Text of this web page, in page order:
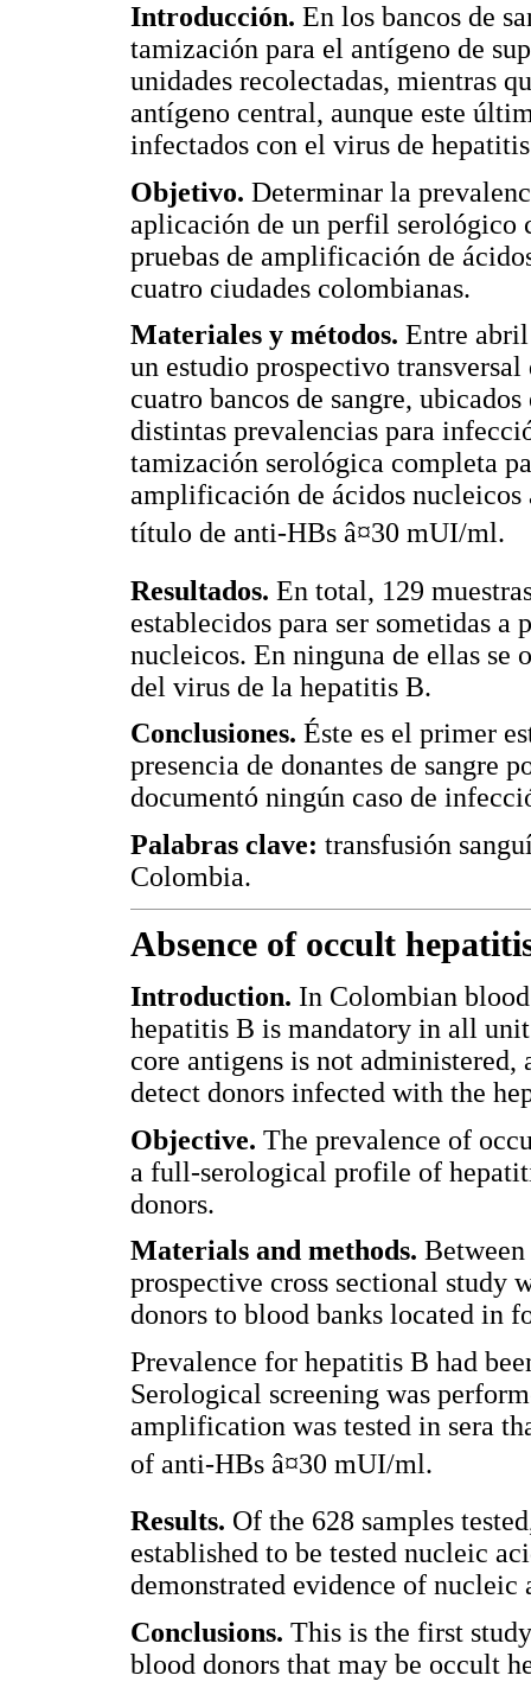
Introducción. En los bancos de
tamización para el antígeno de
unidades recolectadas, mientras
antígeno central, aunque este
infectados con el virus de
Objetivo. Determinar la
aplicación de un perfil serológico
pruebas de amplificación de
cuatro ciudades colombianas.
Materiales y métodos. Entre
un estudio prospectivo
cuatro bancos de sangre,
distintas prevalencias para
tamización serológica completa
amplificación de ácidos
título de anti-HBs â¤30 mUI/ml.
Resultados. En total, 129
establecidos para ser sometidas
nucleicos. En ninguna de ellas
del virus de la hepatitis B.
Conclusiones. Éste es el primer
presencia de donantes de sangre
documentó ningún caso de
Palabras clave: transfusión
Colombia.
Absence of occult
Introduction. In Colombian
hepatitis B is mandatory in all
core antigens is not
detect donors infected with the
Objective. The prevalence of
a full-serological profile of
donors.
Materials and methods.
prospective cross sectional study
donors to blood banks located in
Prevalence for hepatitis B had
Serological screening was
amplification was tested in sera
of anti-HBs â¤30 mUI/ml.
Results. Of the 628 samples
established to be tested nucleic
demonstrated evidence of
Conclusions. This is the first
blood donors that may be occult